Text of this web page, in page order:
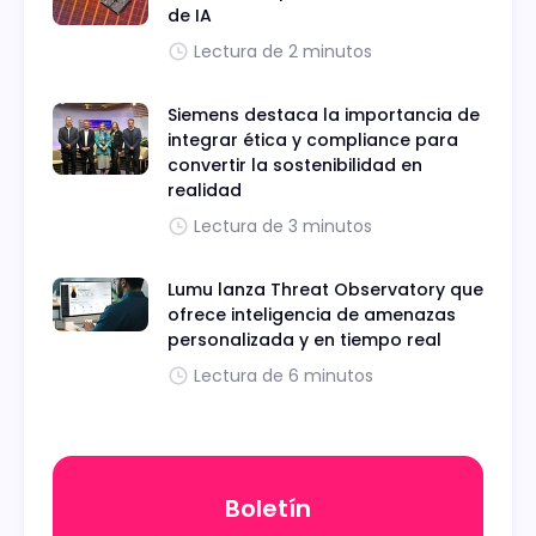
de IA
Lectura de 2 minutos
Siemens destaca la importancia de
integrar ética y compliance para
convertir la sostenibilidad en
realidad
Lectura de 3 minutos
Lumu lanza Threat Observatory que
ofrece inteligencia de amenazas
personalizada y en tiempo real
Lectura de 6 minutos
Boletín